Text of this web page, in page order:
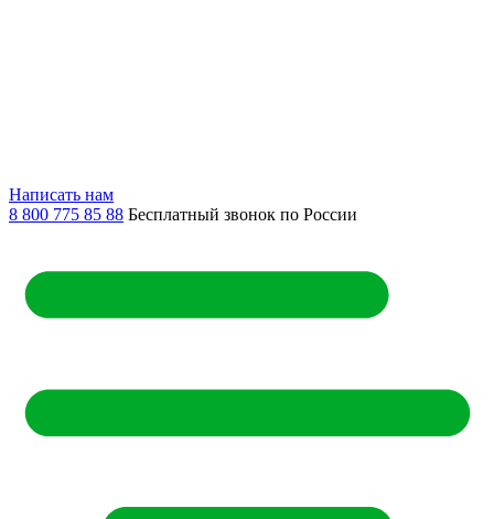
Написать нам
8 800 775 85 88 Бесплатный звонок по России